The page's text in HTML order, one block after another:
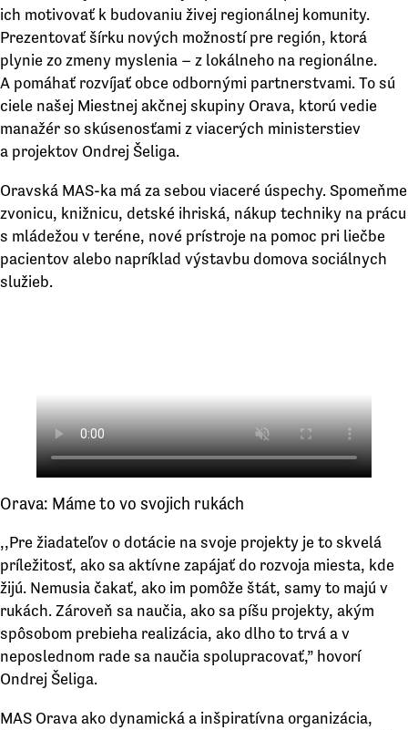
ich motivovať k budovaniu živej regionálnej komunity.
Prezentovať šírku nových možností pre región, ktorá
plynie zo zmeny myslenia – z lokálneho na regionálne.
A pomáhať rozvíjať obce odbornými partnerstvami. To sú
ciele našej Miestnej akčnej skupiny Orava, ktorú vedie
manažér so skúsenosťami z viacerých ministerstiev
a projektov Ondrej Šeliga.
Oravská MAS-ka má za sebou viaceré úspechy. Spomeňme
zvonicu, knižnicu, detské ihriská, nákup techniky na prácu
s mládežou v teréne, nové prístroje na pomoc pri liečbe
pacientov alebo napríklad výstavbu domova sociálnych
služieb.
Orava: Máme to vo svojich rukách
,,Pre žiadateľov o dotácie na svoje projekty je to skvelá
príležitosť, ako sa aktívne zapájať do rozvoja miesta, kde
žijú. Nemusia čakať, ako im pomôže štát, samy to majú v
rukách. Zároveň sa naučia, ako sa píšu projekty, akým
spôsobom prebieha realizácia, ako dlho to trvá a v
neposlednom rade sa naučia spolupracovať,” hovorí
Ondrej Šeliga.
MAS Orava ako dynamická a inšpiratívna organizácia,